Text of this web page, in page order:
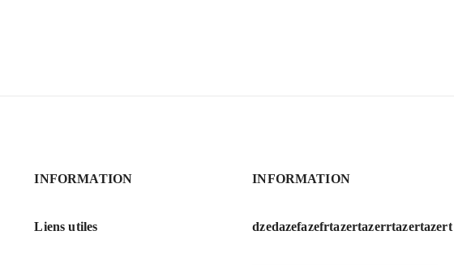
INFORMATION
Liens utiles
INFORMATION
dzedazefazefrtazertazerrtazertazert